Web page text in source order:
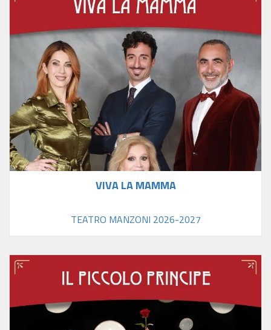
VIVA LA MAMMA
TEATRO MANZONI 2026-2027